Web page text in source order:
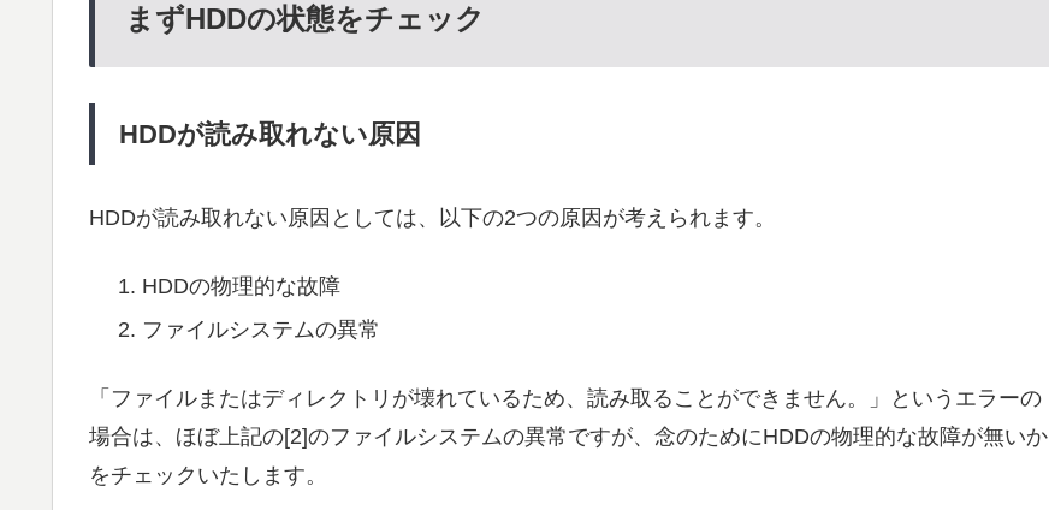
まずHDDの状態をチェック
HDDが読み取れない原因
HDDが読み取れない原因としては、以下の2つの原因が考えられます。
HDDの物理的な故障
ファイルシステムの異常
「ファイルまたはディレクトリが壊れているため、読み取ることができません。」というエラーの
場合は、ほぼ上記の[2]のファイルシステムの異常ですが、念のためにHDDの物理的な故障が無いか
をチェックいたします。